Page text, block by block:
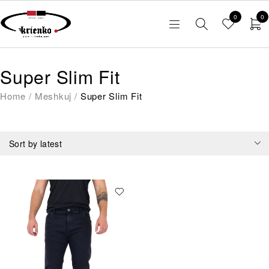
0 0
Super Slim Fit
Home / Meshkuj / Super Slim Fit
Sort by latest